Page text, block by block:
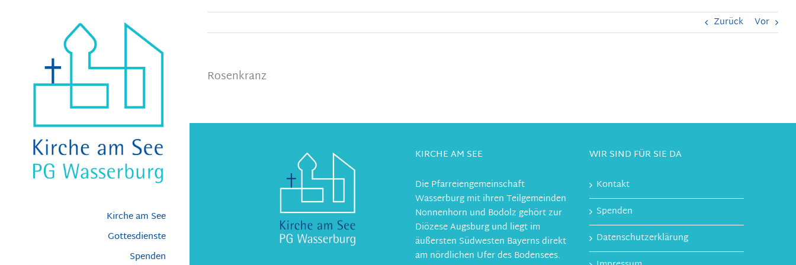
Kirche am See
Gottesdienste
Spenden
Zurück Vor
Rosenkranz
KIRCHE AM SEE
Die Pfarreiengemeinschaft
Wasserburg mit ihren Teilgemeinden
Nonnenhorn und Bodolz gehört zur
Diözese Augsburg und liegt im
äußersten Südwesten Bayerns direkt
am nördlichen Ufer des Bodensees.
WIR SIND FÜR SIE DA
Kontakt
Spenden
Datenschutzerklärung